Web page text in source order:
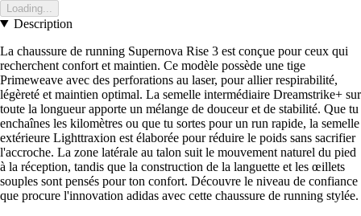
Loading...
Description
La chaussure de running Supernova Rise 3 est conçue pour ceux qui
recherchent confort et maintien. Ce modèle possède une tige
Primeweave avec des perforations au laser, pour allier respirabilité,
légèreté et maintien optimal. La semelle intermédiaire Dreamstrike+ sur
toute la longueur apporte un mélange de douceur et de stabilité. Que tu
enchaînes les kilomètres ou que tu sortes pour un run rapide, la semelle
extérieure Lighttraxion est élaborée pour réduire le poids sans sacrifier
l'accroche. La zone latérale au talon suit le mouvement naturel du pied
à la réception, tandis que la construction de la languette et les œillets
souples sont pensés pour ton confort. Découvre le niveau de confiance
que procure l'innovation adidas avec cette chaussure de running stylée.